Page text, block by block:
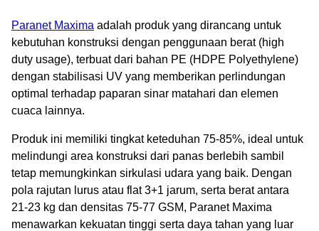
Paranet Maxima adalah produk yang dirancang untuk
kebutuhan konstruksi dengan penggunaan berat (high
duty usage), terbuat dari bahan PE (HDPE Polyethylene)
dengan stabilisasi UV yang memberikan perlindungan
optimal terhadap paparan sinar matahari dan elemen
cuaca lainnya.
Produk ini memiliki tingkat keteduhan 75-85%, ideal untuk
melindungi area konstruksi dari panas berlebih sambil
tetap memungkinkan sirkulasi udara yang baik. Dengan
pola rajutan lurus atau flat 3+1 jarum, serta berat antara
21-23 kg dan densitas 75-77 GSM, Paranet Maxima
menawarkan kekuatan tinggi serta daya tahan yang luar